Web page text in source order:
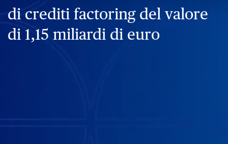
di crediti factoring del valore
di 1,15 miliardi di euro